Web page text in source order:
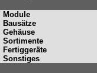
Module
Bausätze
Gehäuse
Sortimente
Fertiggeräte
Sonstiges